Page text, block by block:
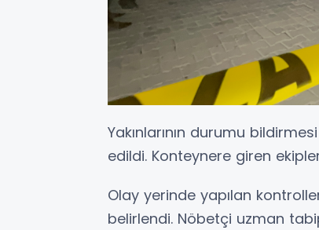
Yakınlarının durumu
edildi. Konteynere giren
Olay yerinde yapılan
belirlendi. Nöbetçi uzman